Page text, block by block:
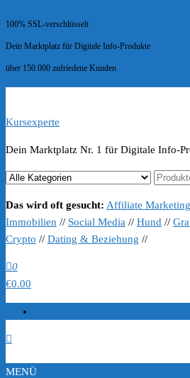
100% SSL-verschlüsselt
Dein Marktplatz für Digitale Info-Produkte
über 150.000 zufriedene Kunden
Kursexperte
Dein Marktplatz Nr. 1 für Digitale Info-
Das wird oft gesucht: Affiliate Marketing
Immobilien // Social Media // Hund //
Crypto // Dating & Beziehung //
0
€0.00
MENÜ